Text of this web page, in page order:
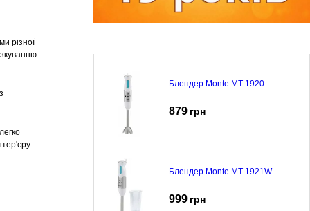
Блендер Monte MT-1920
879 грн
Блендер Monte MT-1921W
999 грн
різної